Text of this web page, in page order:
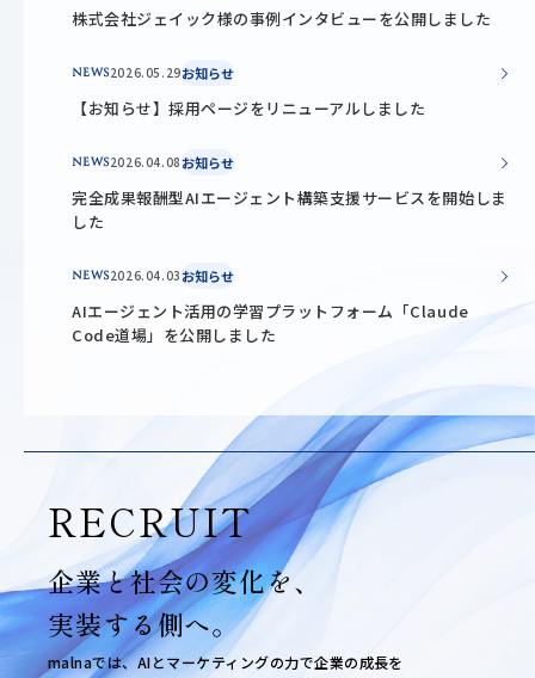
株式会社ジェイック様の事例インタビューを公開しました
NEWS2026.05.29お知らせ
【お知らせ】採用ページをリニューアルしました
NEWS2026.04.08お知らせ
完全成果報酬型AIエージェント構築支援サービスを開始しま
した
NEWS2026.04.03お知らせ
AIエージェント活用の学習プラットフォーム「Claude
Code道場」を公開しました
RECRUIT
企業と社会の変化を、
実装する側へ。
malnaでは、AIとマーケティングの力で企業の成長を